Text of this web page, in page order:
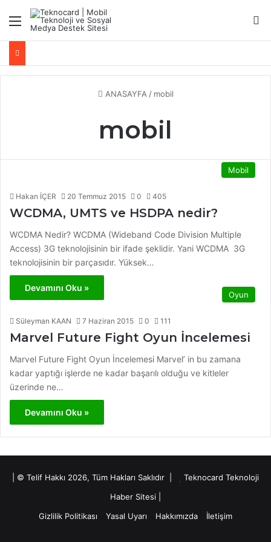
Menü
ANASAYFA / mobil
mobil
Mobil
Hakan İÇER 20 Temmuz 2015 0 405
WCDMA, UMTS ve HSDPA nedir?
WCDMA Nedir? WCDMA (Wideband Code Division Multiple
Access) 3G teknolojisinin bir ifade şeklidir. Yani WCDMA 3G
teknolojisinin bir parçasıdır. Yüksek…
Devamını Oku »
Oyun
Süleyman KAAN 7 Haziran 2015 0 111
Marvel Future Fight Oyun İncelemesi
Marvel Future Fight Oyun İncelemesi Marvel’ in bu zamana
kadar yaptığı işlerde ne kadar başarılı olduğu ve kitleler
üzerinde ne…
Devamını Oku »
| © Telif Hakkı 2026, Tüm Hakları Saklıdır |
Teknocard Teknoloji
Haber Sitesi
Gizlilik Politikası
Yasal Uyarı Hakkımızda İletişim